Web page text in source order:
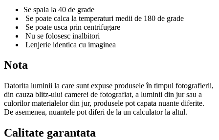
Se spala la 40 de grade
Se poate calca la temperaturi medii de 180 de grade
Se poate usca prin centrifugare
Nu se folosesc inalbitori
Lenjerie identica cu imaginea
Nota
Datorita luminii la care sunt expuse produsele în timpul fotografierii,
din cauza blitz-ului camerei de fotografiat, a luminii din jur sau a
culorilor materialelor din jur, produsele pot capata nuante diferite.
De asemenea, nuantele pot diferi de la un calculator la altul.
Calitate garantata